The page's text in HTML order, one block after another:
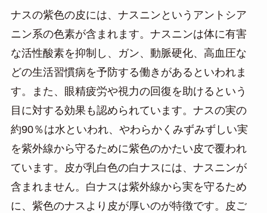
ナスの紫色の皮には、ナスニンというアントシア
ニン系の色素が含まれます。ナスニンは体に有害
な活性酸素を抑制し、ガン、動脈硬化、高血圧な
どの生活習慣病を予防する働きがあるといわれま
す。また、眼精疲労や視力の回復を助けるという
目に対する効果も認められています。 ナスの実の
約90％は水といわれ、やわらかくみずみずしい実
を紫外線から守るために紫色のかたい皮で覆われ
ています。皮が乳白色の白ナスには、ナスニンが
含まれません。白ナスは紫外線から実を守るため
に、紫色のナスより皮が厚いのが特徴です。皮ご